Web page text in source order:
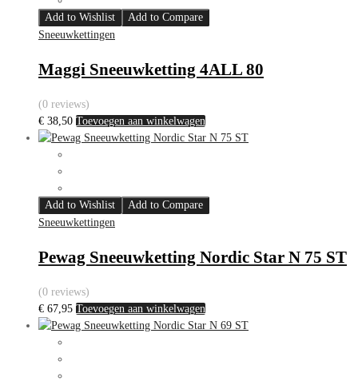
Add to Wishlist
Add to Compare
Sneeuwkettingen
Maggi Sneeuwketting 4ALL 80
(0 reviews)
€ 38,50 Toevoegen aan winkelwagen
Add to Wishlist
Add to Compare
Sneeuwkettingen
Pewag Sneeuwketting Nordic Star N 75 ST
(0 reviews)
€ 67,95 Toevoegen aan winkelwagen